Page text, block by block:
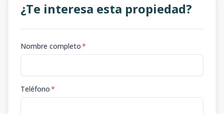
¿Te interesa esta propiedad?
Nombre completo*
Teléfono*